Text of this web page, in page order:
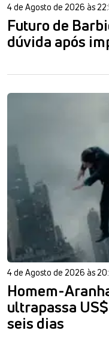
4 de Agosto de 2026 às
Futuro de
dúvida após
4 de Agosto de 2026 às
Homem-
ultrapassa
seis dias